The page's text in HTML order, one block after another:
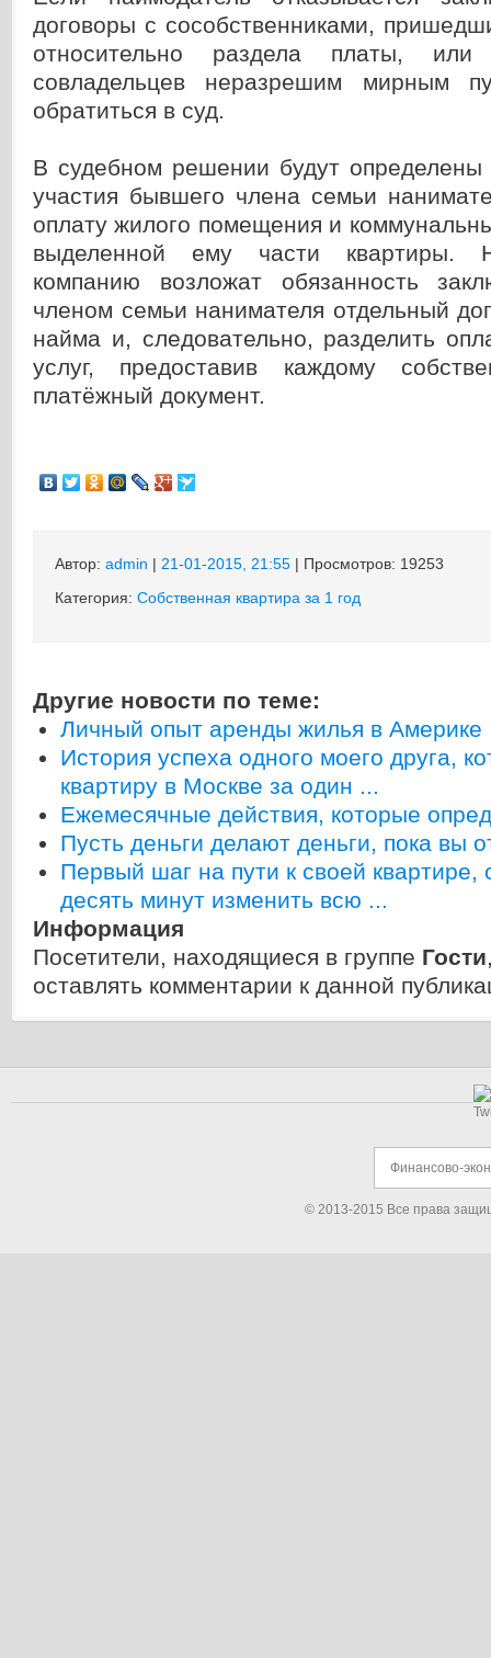
договоры с сособственниками,
относительно раздела платы, или
совладельцев неразрешим мирным
обратиться в суд.
В судебном решении будут определены
участия бывшего члена семьи
оплату жилого помещения и
выделенной ему части квартиры.
компанию возложат обязанность
членом семьи нанимателя отдельный
найма и, следовательно, разделить
услуг, предоставив каждому
платёжный документ.
Автор: admin | 21-01-2015, 21:55 | Просмотров: 19253
Категория: Собственная квартира за 1 год
Другие новости по теме:
Личный опыт аренды жилья в Америке
История успеха одного моего друга,
квартиру в Москве за один ...
Ежемесячные действия, которые
Пусть деньги делают деньги, пока вы
Первый шаг на пути к своей квартире,
десять минут изменить всю ...
Информация
Посетители, находящиеся в группе Гости
оставлять комментарии к данной
Финансово-
© 2013-2015 Все права